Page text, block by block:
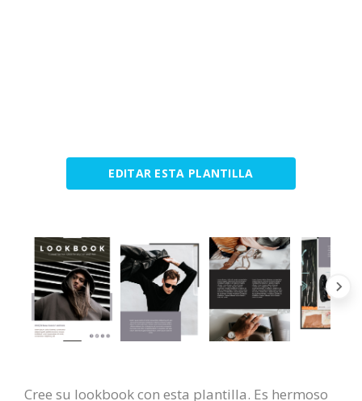
EDITAR ESTA PLANTILLA
Cree su lookbook con esta plantilla. Es hermoso